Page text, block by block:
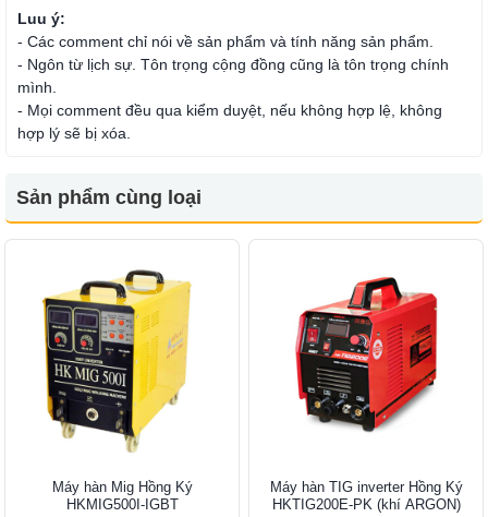
Luu ý:
- Các comment chỉ nói về sản phẩm và tính năng sản phẩm.
- Ngôn từ lịch sự. Tôn trọng cộng đồng cũng là tôn trọng chính
mình.
- Mọi comment đều qua kiểm duyệt, nếu không hợp lệ, không
hợp lý sẽ bị xóa.
Sản phẩm cùng loại
Máy hàn Mig Hồng Ký
HKMIG500I-IGBT
Máy hàn TIG inverter Hồng Ký
HKTIG200E-PK (khí ARGON)